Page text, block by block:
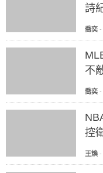
詩
喬奕 -
不
喬奕 -
控
王煥 -